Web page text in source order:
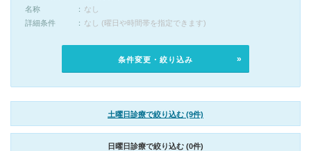
名称
なし
詳細条件
なし (曜日や時間帯を指定できます)
条件変更・絞り込み
土曜日診療で絞り込む (9件)
日曜日診療で絞り込む (0件)